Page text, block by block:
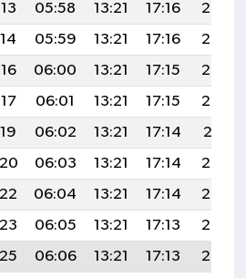
05:58 13:21 17:16
20:35
05:59 13:21 17:16
20:34
06:00 13:21 17:15
20:33
06:01 13:21 17:15
20:32
06:02 13:21 17:14
20:31
06:03 13:21 17:14
20:30
06:04 13:21 17:14
20:28
06:05 13:21 17:13
20:27
06:06 13:21 17:13
20:26